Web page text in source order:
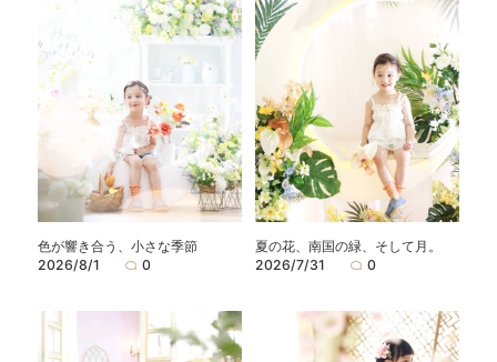
色が響き合う、小さな季節
2026/8/1
0
夏の花、南国の緑、そして月。
2026/7/31
0